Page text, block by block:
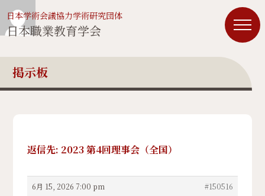
日本学術会議協力学術研究団体
日本職業教育学会
掲示板
返信先: 2023 第4回理事会（全国）
6月 15, 2026 7:00 pm
#150516